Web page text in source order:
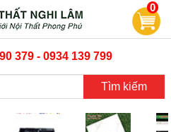
0
379 - 0934 139 799
Tìm kiếm